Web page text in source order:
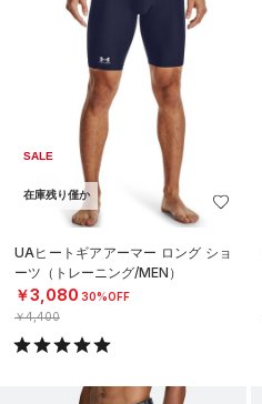
SALE
在庫残り僅か
UAヒートギアアーマー ロング ショ
ーツ（トレーニング/MEN）
￥3,080 30%OFF
￥4,400